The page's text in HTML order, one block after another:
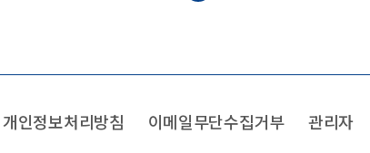
개인정보처리방침 이메일무단수집거부 관리자